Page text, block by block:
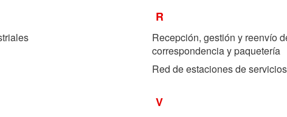
R
Recepción, gestión y reenvío
correspondencia y paquetería
Red de estaciones de servicios
V